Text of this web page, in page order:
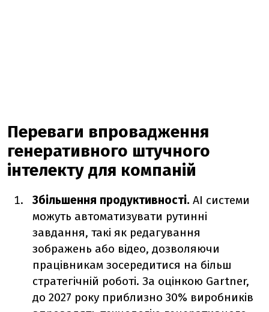
Переваги впровадження
генеративного штучного
інтелекту для компаній
Збільшення продуктивності. AI системи
можуть автоматизувати рутинні
завдання, такі як редагування
зображень або відео, дозволяючи
працівникам зосередитися на більш
стратегічній роботі. За оцінкою Gartner,
до 2027 року приблизно 30% виробників